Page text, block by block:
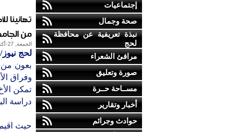
إجتماعيات
صحة وجمال
نبذة تعريفية عن محافظة
لحج
مرافئ الشعراء
صورة وتعليق
مســاحة حــرة
أخبار وتقارير
حوادث وجرائم
من
الجمعة, 27-أكتوبر-2017
لحج
بعون من
وفراق
تمكن
دراسة
حيث